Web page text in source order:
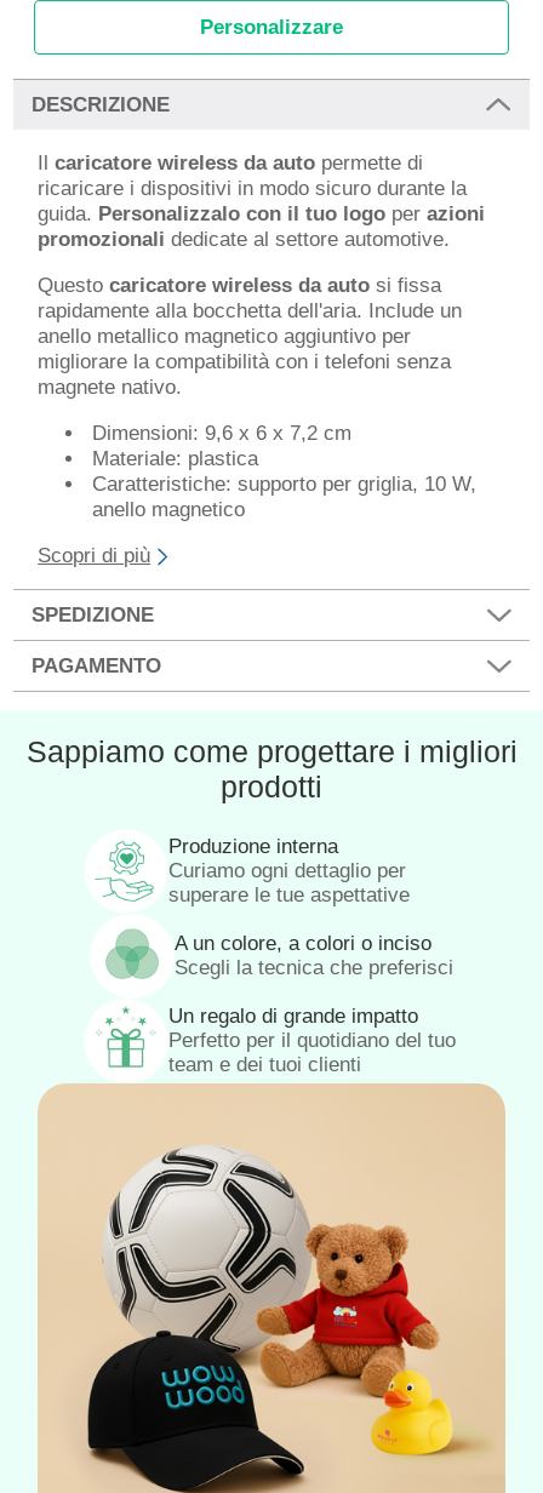
Personalizzare
DESCRIZIONE
Ilcaricatore wireless da auto permette di
ricaricare i dispositivi in modo sicuro durante la
guida. Personalizzalo con il tuo logo perazioni
promozionali dedicate al settore automotive.
Questocaricatore wireless da auto si fissa
rapidamente alla bocchetta dell'aria. Include un
anello metallico magnetico aggiuntivo per
migliorare la compatibilità con i telefoni senza
magnete nativo.
Dimensioni: 9,6 x 6 x 7,2 cm
Materiale: plastica
Caratteristiche: supporto per griglia, 10 W,
anello magnetico
Scopri di più
SPEDIZIONE
PAGAMENTO
Sappiamo come progettare i migliori
prodotti
Produzione interna
Curiamo ogni dettaglio per
superare le tue aspettative
A un colore, a colori o inciso
Scegli la tecnica che preferisci
Un regalo di grande impatto
Perfetto per il quotidiano del tuo
team e dei tuoi clienti